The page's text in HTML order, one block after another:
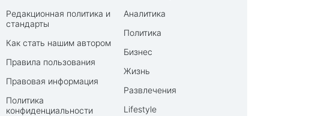
Редакционная политика и
стандарты
Как стать нашим автором
Правила пользования
Правовая информация
Политика
конфиденциальности
Аналитика
Политика
Бизнес
Жизнь
Развлечения
Lifestyle